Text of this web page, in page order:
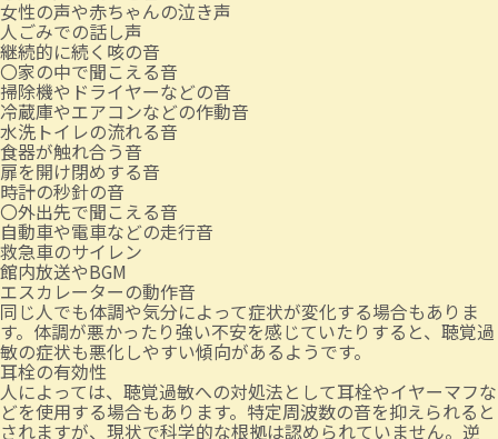
女性の声や赤ちゃんの泣き声
人ごみでの話し声
継続的に続く咳の音
〇家の中で聞こえる音
掃除機やドライヤーなどの音
冷蔵庫やエアコンなどの作動音
水洗トイレの流れる音
食器が触れ合う音
扉を開け閉めする音
時計の秒針の音
〇外出先で聞こえる音
自動車や電車などの走行音
救急車のサイレン
館内放送やBGM
エスカレーターの動作音
同じ人でも体調や気分によって症状が変化する場合もありま
す。体調が悪かったり強い不安を感じていたりすると、聴覚過
敏の症状も悪化しやすい傾向があるようです。
耳栓の有効性
人によっては、聴覚過敏への対処法として耳栓やイヤーマフな
どを使用する場合もあります。特定周波数の音を抑えられると
されますが、現状で科学的な根拠は認められていません。逆